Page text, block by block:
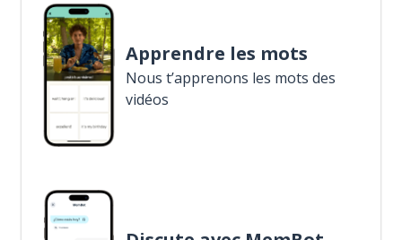
Apprendre les mots
Nous t’apprenons les mots des
vidéos